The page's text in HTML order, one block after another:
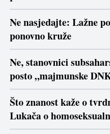
Ne nasjedajte: Lažne
ponovno kruže
Ne, stanovnici
posto „majmunske
Što znanost kaže o
Lukača o